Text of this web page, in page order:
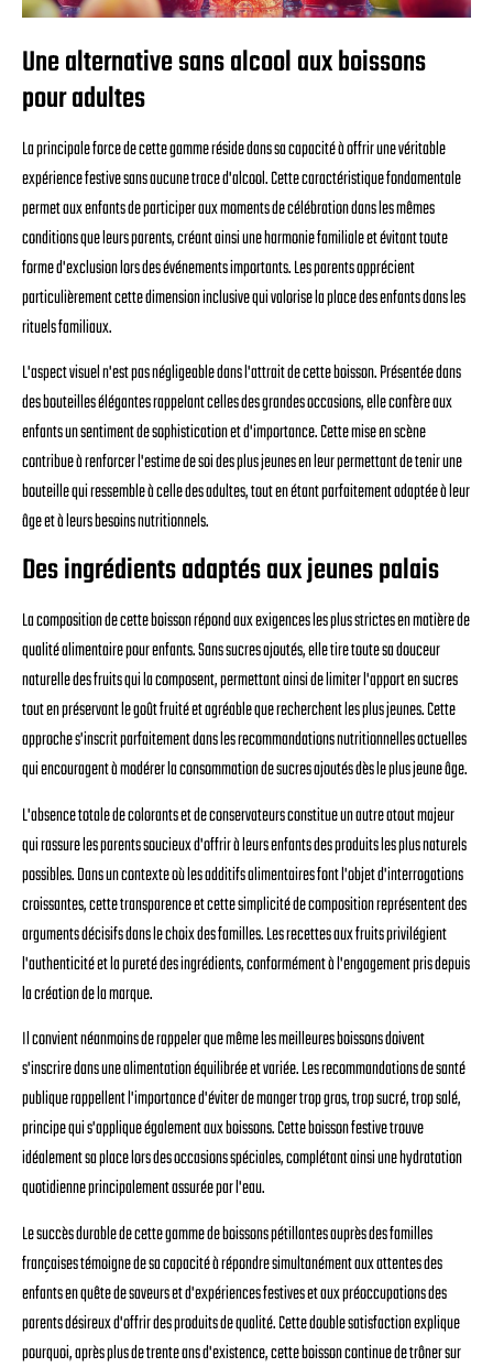
Une alternative sans alcool aux boissons
pour adultes
La principale force de cette gamme réside dans sa capacité à offrir une véritable
expérience festive sans aucune trace d'alcool. Cette caractéristique fondamentale
permet aux enfants de participer aux moments de célébration dans les mêmes
conditions que leurs parents, créant ainsi une harmonie familiale et évitant toute
forme d'exclusion lors des événements importants. Les parents apprécient
particulièrement cette dimension inclusive qui valorise la place des enfants dans les
rituels familiaux.
L'aspect visuel n'est pas négligeable dans l'attrait de cette boisson. Présentée dans
des bouteilles élégantes rappelant celles des grandes occasions, elle confère aux
enfants un sentiment de sophistication et d'importance. Cette mise en scène
contribue à renforcer l'estime de soi des plus jeunes en leur permettant de tenir une
bouteille qui ressemble à celle des adultes, tout en étant parfaitement adaptée à leur
âge et à leurs besoins nutritionnels.
Des ingrédients adaptés aux jeunes palais
La composition de cette boisson répond aux exigences les plus strictes en matière de
qualité alimentaire pour enfants. Sans sucres ajoutés, elle tire toute sa douceur
naturelle des fruits qui la composent, permettant ainsi de limiter l'apport en sucres
tout en préservant le goût fruité et agréable que recherchent les plus jeunes. Cette
approche s'inscrit parfaitement dans les recommandations nutritionnelles actuelles
qui encouragent à modérer la consommation de sucres ajoutés dès le plus jeune âge.
L'absence totale de colorants et de conservateurs constitue un autre atout majeur
qui rassure les parents soucieux d'offrir à leurs enfants des produits les plus naturels
possibles. Dans un contexte où les additifs alimentaires font l'objet d'interrogations
croissantes, cette transparence et cette simplicité de composition représentent des
arguments décisifs dans le choix des familles. Les recettes aux fruits privilégient
l'authenticité et la pureté des ingrédients, conformément à l'engagement pris depuis
la création de la marque.
Il convient néanmoins de rappeler que même les meilleures boissons doivent
s'inscrire dans une alimentation équilibrée et variée. Les recommandations de santé
publique rappellent l'importance d'éviter de manger trop gras, trop sucré, trop salé,
principe qui s'applique également aux boissons. Cette boisson festive trouve
idéalement sa place lors des occasions spéciales, complétant ainsi une hydratation
quotidienne principalement assurée par l'eau.
Le succès durable de cette gamme de boissons pétillantes auprès des familles
françaises témoigne de sa capacité à répondre simultanément aux attentes des
enfants en quête de saveurs et d'expériences festives et aux préoccupations des
parents désireux d'offrir des produits de qualité. Cette double satisfaction explique
pourquoi, après plus de trente ans d'existence, cette boisson continue de trôner sur